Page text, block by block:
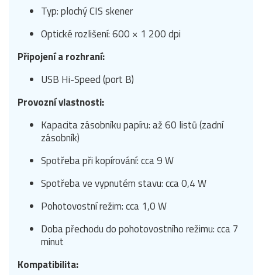
Typ: plochý CIS skener
Optické rozlišení: 600 × 1 200 dpi
Připojení a rozhraní:
USB Hi-Speed (port B)
Provozní vlastnosti:
Kapacita zásobníku papíru: až 60 listů (zadní
zásobník)
Spotřeba při kopírování: cca 9 W
Spotřeba ve vypnutém stavu: cca 0,4 W
Pohotovostní režim: cca 1,0 W
Doba přechodu do pohotovostního režimu: cca 7
minut
Kompatibilita: